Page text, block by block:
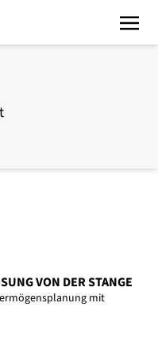
VON DER STANGE
mit